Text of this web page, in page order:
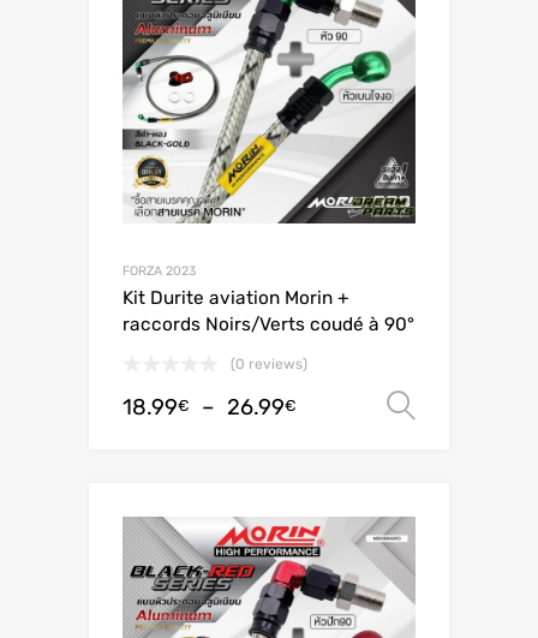
FORZA 2023
Kit Durite aviation Morin +
raccords Noirs/Verts coudé à 90°
(0 reviews)
18.99€ – 26.99€